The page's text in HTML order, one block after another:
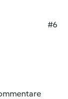
#6